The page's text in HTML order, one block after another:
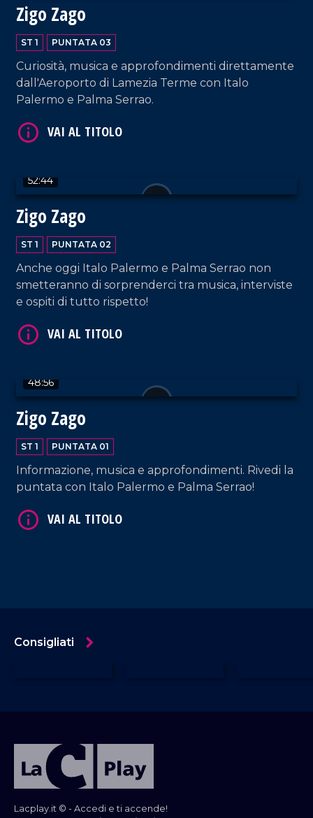
Zigo Zago
ST 1 PUNTATA 03
Curiosità, musica e approfondimenti direttamente
dall'Aeroporto di Lamezia Terme con Italo
Palermo e Palma Serrao.
52:44
Zigo Zago
ST 1 PUNTATA 02
Anche oggi Italo Palermo e Palma Serrao non
smetteranno di sorprenderci tra musica, interviste
e ospiti di tutto rispetto!
48:56
Zigo Zago
ST 1 PUNTATA 01
Informazione, musica e approfondimenti. Rivedi la
puntata con Italo Palermo e Palma Serrao!
Consigliati
Lacplay.it © - Accedi e ti accende!